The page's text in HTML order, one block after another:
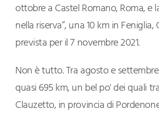
ottobre a Castel Romano, Roma, e
nella riserva”, una 10 km in Feniglia,
prevista per il 7 novembre 2021.
Non è tutto. Tra agosto e
quasi 695 km, un bel po' dei quali
Clauzetto, in provincia di